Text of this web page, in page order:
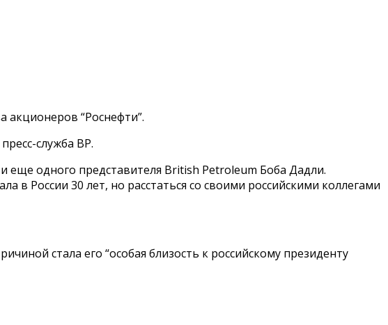
акционеров “Роснефти”.
служба ВР.
еще одного представителя British Petroleum Боба Дадли.
в России 30 лет, но расстаться со своими российскими коллегами
стала его “особая близость к российскому президенту